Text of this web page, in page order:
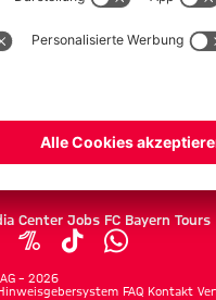
Center Jobs FC Bayern Tours
– 2026
FAQ Kontakt